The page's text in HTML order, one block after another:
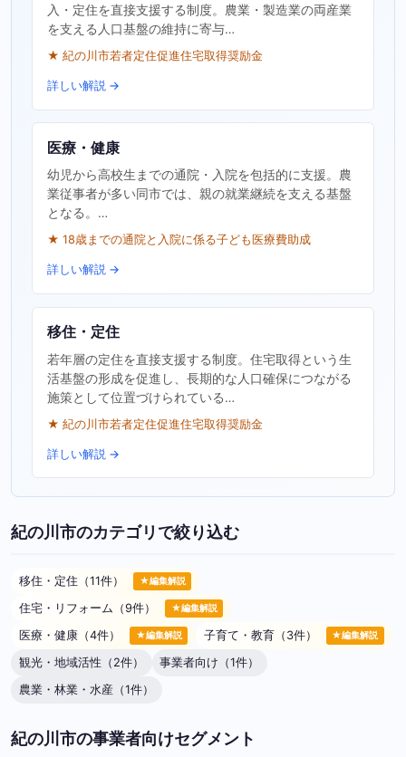
入・定住を直接支援する制度。農業・製造業の両産業
を支える人口基盤の維持に寄与…
★ 紀の川市若者定住促進住宅取得奨励金
詳しい解説 →
医療・健康
幼児から高校生までの通院・入院を包括的に支援。農
業従事者が多い同市では、親の就業継続を支える基盤
となる。…
★ 18歳までの通院と入院に係る子ども医療費助成
詳しい解説 →
移住・定住
若年層の定住を直接支援する制度。住宅取得という生
活基盤の形成を促進し、長期的な人口確保につながる
施策として位置づけられている…
★ 紀の川市若者定住促進住宅取得奨励金
詳しい解説 →
紀の川市のカテゴリで絞り込む
移住・定住（11件） ★編集解説
住宅・リフォーム（9件） ★編集解説
医療・健康（4件） ★編集解説 子育て・教育（3件） ★編集解説
観光・地域活性（2件）
事業者向け（1件）
農業・林業・水産（1件）
紀の川市の事業者向けセグメント